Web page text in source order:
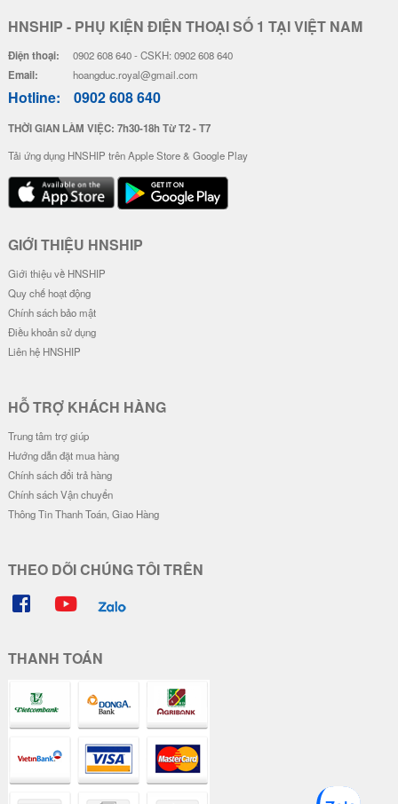
HNSHIP - PHỤ KIỆN ĐIỆN THOẠI SỐ 1 TẠI VIỆT NAM
Điện thoại: 0902 608 640 - CSKH: 0902 608 640
Email: hoangduc.royal@gmail.com
Hotline: 0902 608 640
THỜI GIAN LÀM VIỆC: 7h30-18h Từ T2 - T7
Tải ứng dụng HNSHIP trên Apple Store & Google Play
GIỚI THIỆU HNSHIP
Giới thiệu về HNSHIP
Quy chế hoạt động
Chính sách bảo mật
Điều khoản sử dụng
Liên hệ HNSHIP
HỖ TRỢ KHÁCH HÀNG
Trung tâm trợ giúp
Hướng dẫn đặt mua hàng
Chính sách đổi trả hàng
Chính sách Vận chuyển
Thông Tin Thanh Toán, Giao Hàng
THEO DÕI CHÚNG TÔI TRÊN
THANH TOÁN